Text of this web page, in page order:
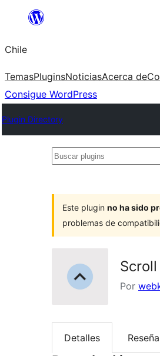
Saltar
contenido
Chile
TemasPluginsNoticiasAcerca de
Consigue WordPress
Plugin Directory
Buscar
Este plugin no ha sido
problemas de
Por
Detalles